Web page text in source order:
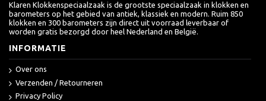
Klaren Klokkenspeciaalzaak is de grootste speciaalzaak in klokken en
barometers op het gebied van antiek, klassiek en modern. Ruim 850
klokken en 300 barometers zijn direct uit voorraad leverbaar of
worden gratis bezorgd door heel Nederland en België.
INFORMATIE
Over ons
Verzenden / Retourneren
Privacy Policy